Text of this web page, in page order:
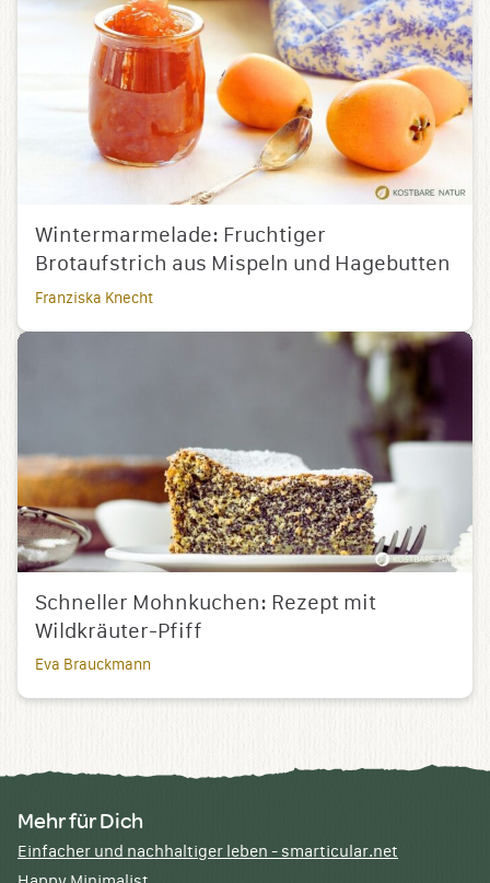
Wintermarmelade: Fruchtiger
Brotaufstrich aus Mispeln und Hagebutten
Franziska Knecht
Schneller Mohnkuchen: Rezept mit
Wildkräuter-Pfiff
Eva Brauckmann
Mehr für Dich
Einfacher und nachhaltiger leben - smarticular.net